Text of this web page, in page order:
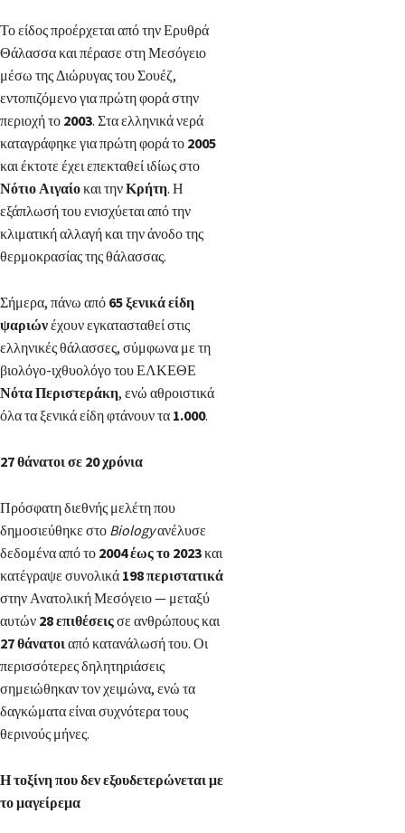
Το είδος προέρχεται από την Ερυθρά
Θάλασσα και πέρασε στη Μεσόγειο
μέσω της Διώρυγας του Σουέζ,
εντοπιζόμενο για πρώτη φορά στην
περιοχή το 2003. Στα ελληνικά νερά
καταγράφηκε για πρώτη φορά το 2005
και έκτοτε έχει επεκταθεί ιδίως στο
Νότιο Αιγαίοκαι τηνΚρήτη. Η
εξάπλωσή του ενισχύεται από την
κλιματική αλλαγή και την άνοδο της
θερμοκρασίας της θάλασσας.
Σήμερα, πάνω από 65 ξενικά είδη
ψαριώνέχουν εγκατασταθεί στις
ελληνικές θάλασσες, σύμφωνα με τη
βιολόγο-ιχθυολόγο του ΕΛΚΕΘΕ
Νότα Περιστεράκη, ενώ αθροιστικά
όλα τα ξενικά είδη φτάνουν τα 1.000.
27 θάνατοι σε 20 χρόνια
Πρόσφατη διεθνής μελέτη που
δημοσιεύθηκε στο Biologyανέλυσε
δεδομένα από το 2004 έως το 2023και
κατέγραψε συνολικά 198 περιστατικά
στην Ανατολική Μεσόγειο — μεταξύ
αυτών 28 επιθέσειςσε ανθρώπους και
27 θάνατοι από κατανάλωσή του. Οι
περισσότερες δηλητηριάσεις
σημειώθηκαν τον χειμώνα, ενώ τα
δαγκώματα είναι συχνότερα τους
θερινούς μήνες.
Η τοξίνη που δεν εξουδετερώνεται με
το μαγείρεμα